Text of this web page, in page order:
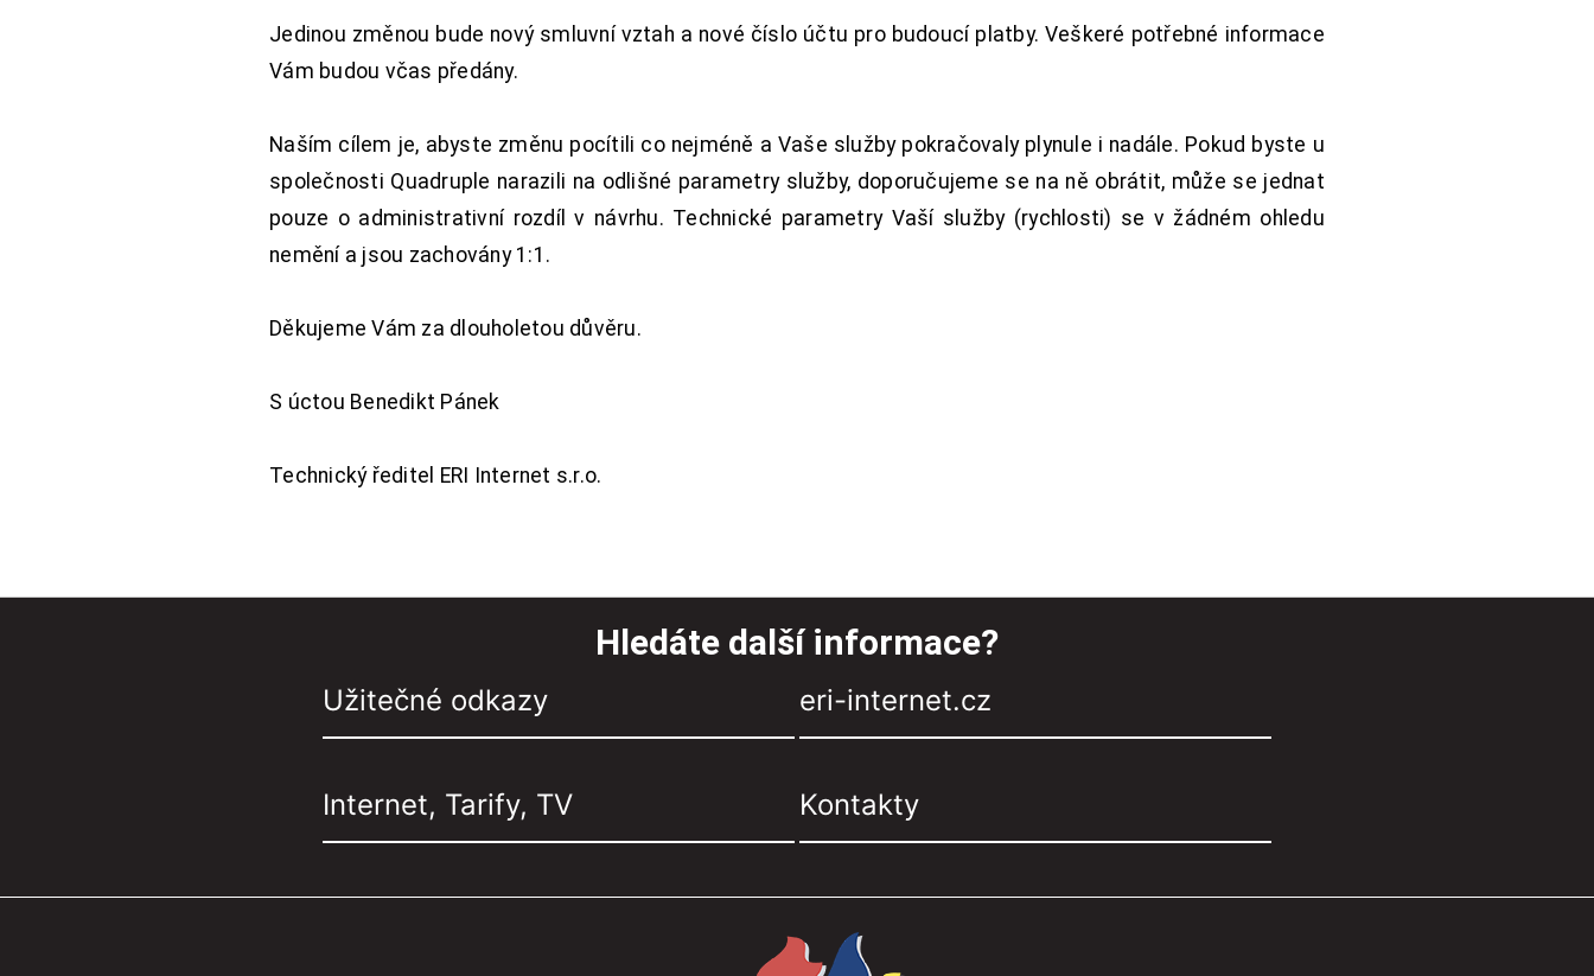
Jedinou změnou bude nový smluvní vztah a nové číslo účtu pro budoucí platby. Veškeré potřebné informace
Vám budou včas předány.
Naším cílem je, abyste změnu pocítili co nejméně a Vaše služby pokračovaly plynule i nadále. Pokud byste u
společnosti Quadruple narazili na odlišné parametry služby, doporučujeme se na ně obrátit, může se jednat
pouze o administrativní rozdíl v návrhu. Technické parametry Vaší služby (rychlosti) se v žádném ohledu
nemění a jsou zachovány 1:1.
Děkujeme Vám za dlouholetou důvěru.
S úctou Benedikt Pánek
Technický ředitel ERI Internet s.r.o.
Hledáte další informace?
Užitečné odkazy eri-internet.cz
Internet, Tarify, TV Kontakty